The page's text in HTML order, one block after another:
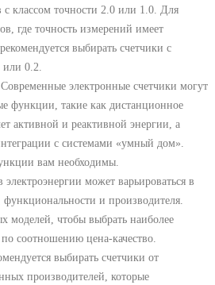
с классом точности 2.0 или 1.0. Для
где точность измерений имеет
выбирать счетчики с
0.2.
Современные электронные счетчики могут
функции, такие как дистанционное
активной и реактивной энергии, а
с системами «умный дом».
вам необходимы.
электроэнергии может варьироваться в
и производителя.
моделей, чтобы выбрать наиболее
соотношению цена-качество.
выбирать счетчики от
производителей, которые